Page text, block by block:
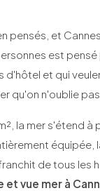
pensés, et
est
et qui
qu'on n'oublie pas.
la mer s'étend à
de tous les
vue mer à